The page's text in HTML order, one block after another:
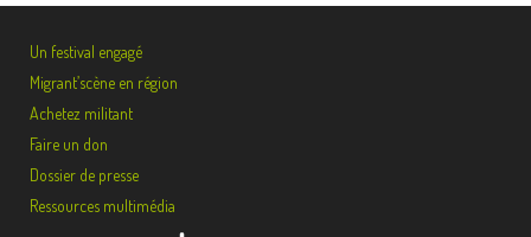
Un festival engagé
Migrant’scène en région
Achetez militant
Faire un don
Dossier de presse
Ressources multimédia